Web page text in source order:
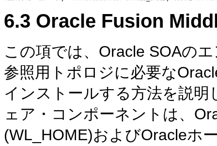
6.3 Oracle Fusion
この項では、Oracle SOAの
参照用トポロジに必要な
インストールする方法を説
ェア・コンポーネントは、
(WL_HOME)およびOracleホ